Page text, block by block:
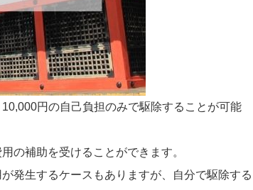
円の自己負担のみで駆除することが可能
の補助を受けることができます。
発生するケースもありますが、自分で駆除する